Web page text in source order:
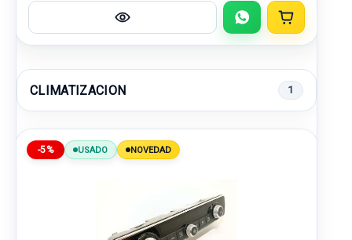
CLIMATIZACION 1
-5% USADO NOVEDAD